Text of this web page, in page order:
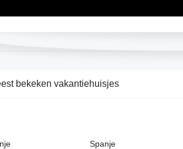
bekeken vakantiehuisjes
Spanje